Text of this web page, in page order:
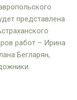
представлена
работ – Ирина
Бегларян,